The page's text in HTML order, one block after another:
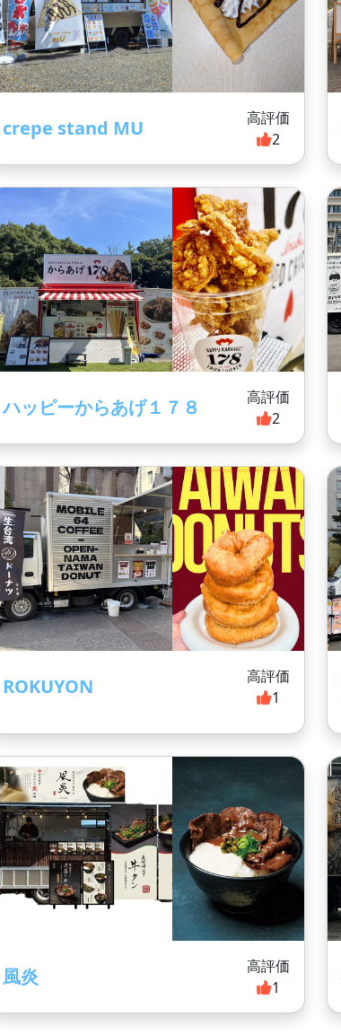
crepe stand MU
高評価
2
ハッピーからあげ１７８
高評価
2
ROKUYON
高評価
1
風炎
高評価
1